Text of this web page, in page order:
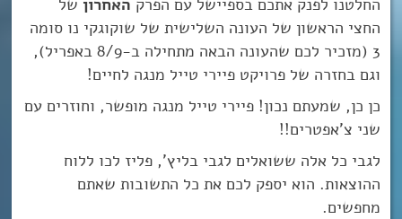
החצי הראשון של העונה השלישית של שוקוגקי נו סומה
3 (מזכיר לכם שהעונה הבאה מתחילה ב-8/9 באפריל),
וגם בחזרה של פרויקט פיירי טייל מנגה לחיים!
כן כן, שמעתם נכון! פיירי טייל מנגה מופשר, וחוזרים עם
שני צ’אפטרים!!
לגבי כל אלה ששואלים לגבי בליץ’, פליז לכו ללוח
ההוצאות. הוא יספק לכם את כל התשובות שאתם
מחפשים.